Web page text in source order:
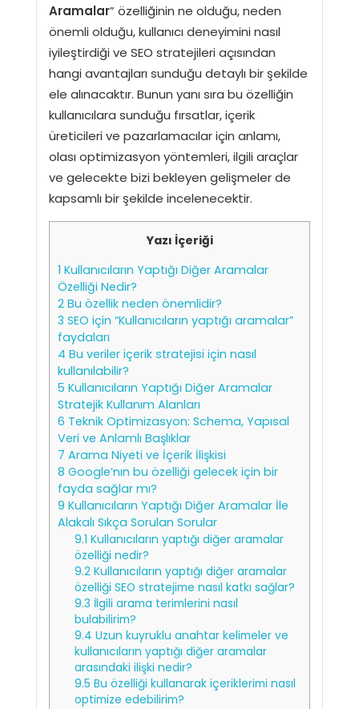
Aramalar” özelliğinin ne olduğu, neden
önemli olduğu, kullanıcı deneyimini nasıl
iyileştirdiği ve SEO stratejileri açısından
hangi avantajları sunduğu detaylı bir şekilde
ele alınacaktır. Bunun yanı sıra bu özelliğin
kullanıcılara sunduğu fırsatlar, içerik
üreticileri ve pazarlamacılar için anlamı,
olası optimizasyon yöntemleri, ilgili araçlar
ve gelecekte bizi bekleyen gelişmeler de
kapsamlı bir şekilde incelenecektir.
Yazı İçeriği
1 Kullanıcıların Yaptığı Diğer Aramalar
Özelliği Nedir?
2 Bu özellik neden önemlidir?
3 SEO için “Kullanıcıların yaptığı aramalar”
faydaları
4 Bu veriler içerik stratejisi için nasıl
kullanılabilir?
5 Kullanıcıların Yaptığı Diğer Aramalar
Stratejik Kullanım Alanları
6 Teknik Optimizasyon: Schema, Yapısal
Veri ve Anlamlı Başlıklar
7 Arama Niyeti ve İçerik İlişkisi
8 Google’nın bu özelliği gelecek için bir
fayda sağlar mı?
9 Kullanıcıların Yaptığı Diğer Aramalar İle
Alakalı Sıkça Sorulan Sorular
9.1 Kullanıcıların yaptığı diğer aramalar
özelliği nedir?
9.2Kullanıcıların yaptığı diğer aramalar
özelliği SEO stratejime nasıl katkı sağlar?
9.3 İlgili arama terimlerini nasıl
bulabilirim?
9.4 Uzun kuyruklu anahtar kelimeler ve
kullanıcıların yaptığı diğer aramalar
arasındaki ilişki nedir?
9.5 Bu özelliği kullanarak içeriklerimi nasıl
optimize edebilirim?